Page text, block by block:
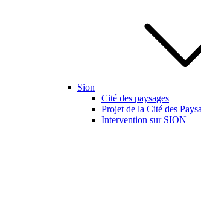
Sion
Cité des paysages
Projet de la Cité des
Intervention sur SION